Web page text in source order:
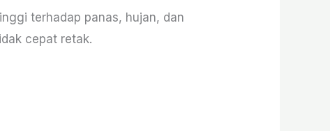
terhadap panas, hujan, dan
cepat retak.